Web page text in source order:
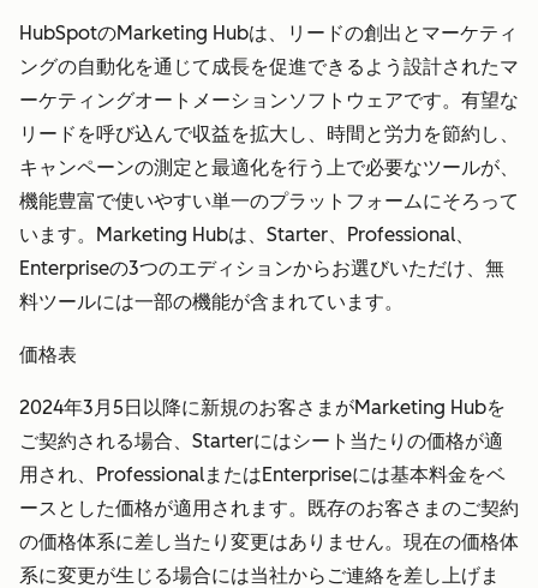
HubSpotのMarketing Hubは、リードの創出とマーケティ
ングの自動化を通じて成長を促進できるよう設計されたマ
ーケティングオートメーションソフトウェアです。有望な
リードを呼び込んで収益を拡大し、時間と労力を節約し、
キャンペーンの測定と最適化を行う上で必要なツールが、
機能豊富で使いやすい単一のプラットフォームにそろって
います。Marketing Hubは、Starter、Professional、
Enterpriseの3つのエディションからお選びいただけ、無
料ツールには一部の機能が含まれています。
価格表
2024年3月5日以降に新規のお客さまがMarketing Hubを
ご契約される場合、Starterにはシート当たりの価格が適
用され、ProfessionalまたはEnterpriseには基本料金をベ
ースとした価格が適用されます。既存のお客さまのご契約
の価格体系に差し当たり変更はありません。現在の価格体
系に変更が生じる場合には当社からご連絡を差し上げま